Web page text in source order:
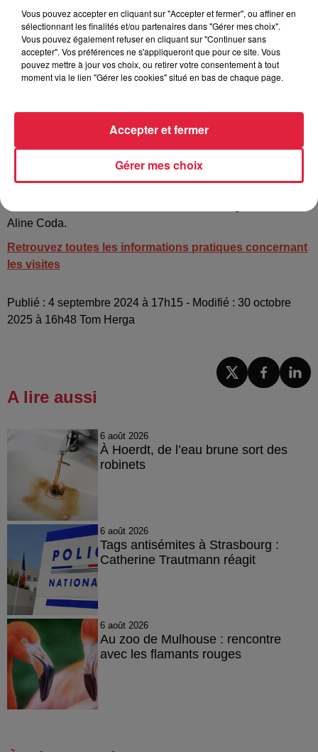
Les oeuvres de l'artiste alsacien Jack Koch - Document remis
-©Boehli
Une fierté pour l’entreprise Boehli qui n’était pas
! Quand on a démarré la partie tourisme, l’Alsace du Nord
Aline Coda.
Retrouvez toutes les informations pratiques concernant
les visites
Publié : 4 septembre 2024 à 17h15 - Modifié : 30 octobre
2025 à 16h48 Tom Herga
A lire aussi
6 août 2026
À Hoerdt, de l’eau brune sort des
robinets
6 août 2026
Tags antisémites à Strasbourg :
Catherine Trautmann réagit
6 août 2026
Au zoo de Mulhouse : rencontre
avec les flamants rouges
Vous pouvez accepter en cliquant sur "Accepter et fermer", ou affiner en
sélectionnant les finalités et/ou partenaires dans "Gérer mes choix".
Vous pouvez également refuser en cliquant sur "Continuer sans
accepter". Vos préférences ne s'appliqueront que pour ce site. Vous
pouvez mettre à jour vos choix, ou retirer votre consentement à tout
moment via le lien "Gérer les cookies" situé en bas de chaque page.
Gérer mes choix
Accepter et fermer